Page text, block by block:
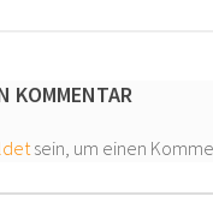
KOMMENTAR
sein, um einen